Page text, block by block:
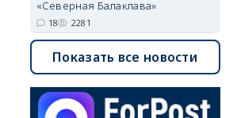
«Северная Балаклава»
18 2281
Показать все новости